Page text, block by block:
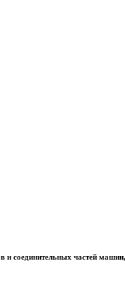
соединительных частей